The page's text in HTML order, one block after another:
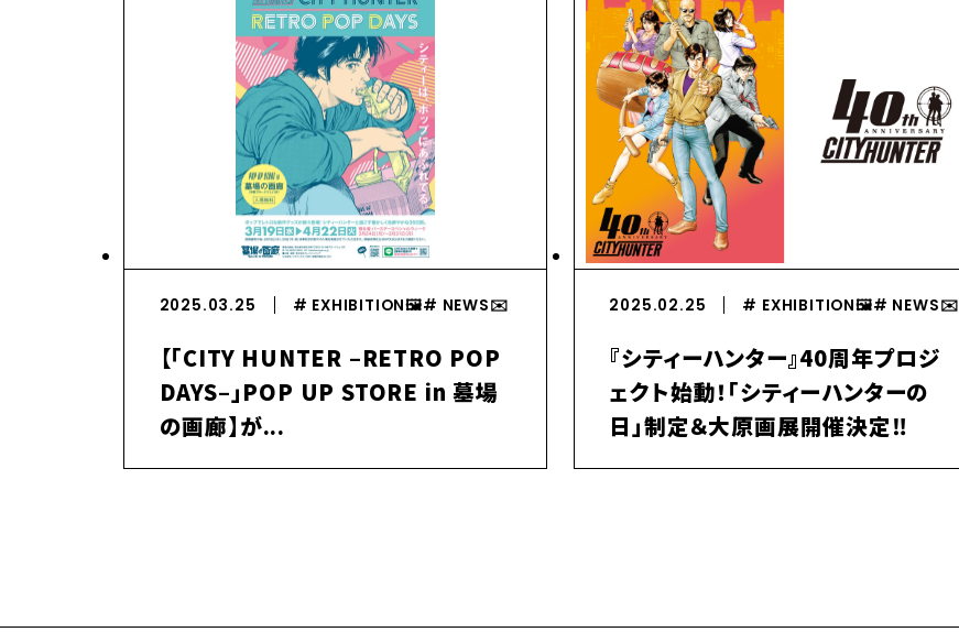
2025.03.25 # EXHIBITION🖼️# NEWS✉️️
【「CITY HUNTER –RETRO POP
DAYS–」POP UP STORE in 墓場
の画廊】が...
2025.02.25 # EXHIBITION🖼️# NEWS✉️️
『シティーハンター』40周年プロジ
ェクト始動！「シティーハンターの
日」制定＆大原画展開催決定‼︎